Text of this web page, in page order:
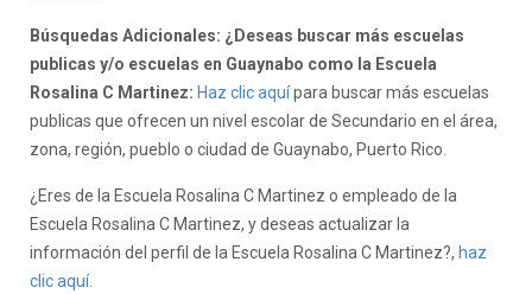
Búsquedas Adicionales: ¿Deseas buscar más escuelas
publicas y/o escuelas en Guaynabo como la Escuela
Rosalina C Martinez: Haz clic aquípara buscar más escuelas
publicas que ofrecen un nivel escolar de Secundario en el área,
zona, región, pueblo o ciudad de Guaynabo, Puerto Rico.
¿Eres de la Escuela Rosalina C Martinez o empleado de la
Escuela Rosalina C Martinez, y deseas actualizar la
información del perfil de la Escuela Rosalina C Martinez?, haz
clic aquí.